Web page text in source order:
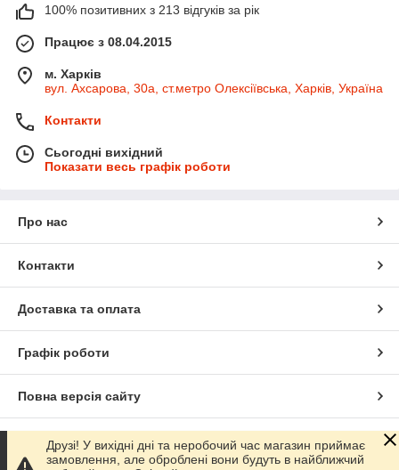
100% позитивних з 213 відгуків за рік
Працює з 08.04.2015
м. Харків
вул. Ахсарова, 30а, ст.метро Олексіївська, Харків, Україна
Контакти
Сьогодні вихідний
Показати весь графік роботи
Про нас
Контакти
Доставка та оплата
Графік роботи
Повна версія сайту
Сайт створено на маркетплейсі Prom.ua
Друзі! У вихідні дні та неробочий час магазин приймає
замовлення, але оброблені вони будуть в найближчий